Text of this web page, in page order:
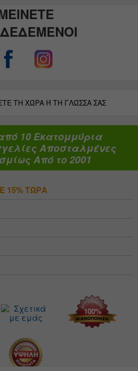
ΤΗ ΧΏΡΑ Ή ΤΗ ΓΛΏΣΣΑ ΣΑΣ
10 Εκατομμύρια
Αποσταλμένες
Από το 2001
15% ΤΏΡΑ